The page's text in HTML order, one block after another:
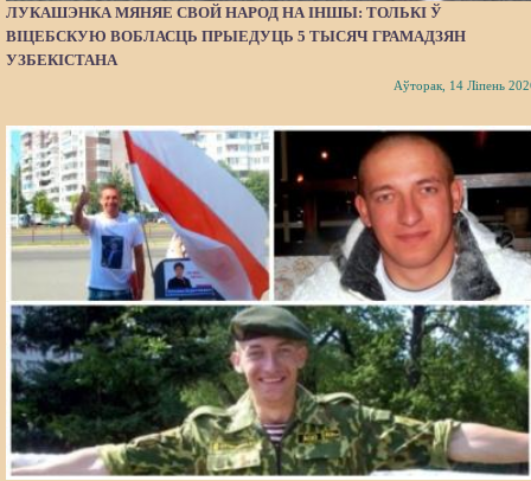
ЛУКАШЭНКА МЯНЯЕ СВОЙ НАРОД НА ІНШЫ: ТОЛЬКІ Ў
ВІЦЕБСКУЮ ВОБЛАСЦЬ ПРЫЕДУЦЬ 5 ТЫСЯЧ ГРАМАДЗЯН
УЗБЕКІСТАНА
Аўторак, 14 Ліпень